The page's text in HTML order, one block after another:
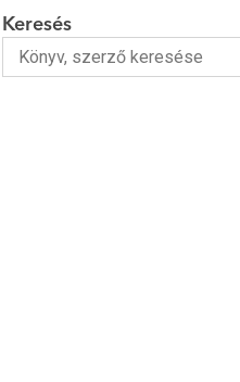
Keresés